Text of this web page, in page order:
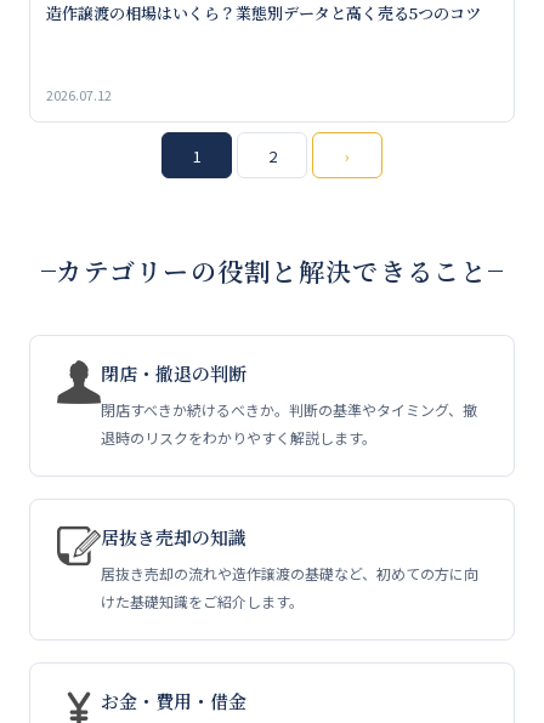
造作譲渡の相場はいくら？業態別データと高く売る5つのコツ
2026.07.12
投
ペ
ジ
送
り
1 2 ›
カテゴリーの役割と解決できること
閉店・撤退の判断
閉店すべきか続けるべきか。判断の基準やタイミング、撤
退時のリスクをわかりやすく解説します。
居抜き売却の知識
居抜き売却の流れや造作譲渡の基礎など、初めての方に向
けた基礎知識をご紹介します。
お金・費用・借金